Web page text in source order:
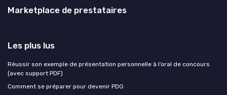
Marketplace de prestataires
Les plus lus
Réussir son exemple de présentation personnelle à l’oral de concours
(avec support PDF)
Comment se préparer pour devenir PDG